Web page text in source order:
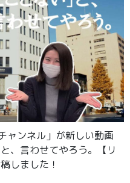
ャンネル」が新しい動画
、言わせてやろう。【リ
しました！